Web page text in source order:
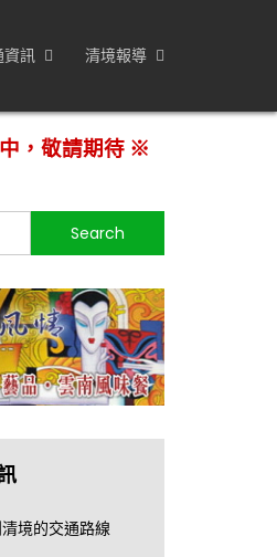
資訊 清境報導
，敬請期待 ※
Search
境的交通路線